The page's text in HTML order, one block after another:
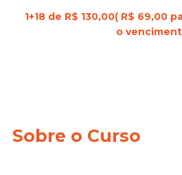
1+18 de R$ 130,00( R$ 69,00
o
Sobre o Curso